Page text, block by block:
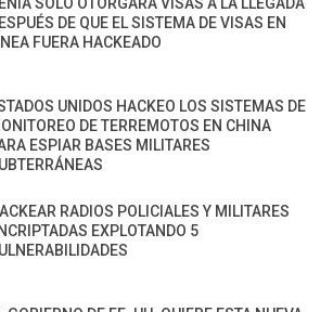
SOLO OTORGARÁ VISAS A LA LLEGADA
DE QUE EL SISTEMA DE VISAS EN
FUERA HACKEADO
UNIDOS HACKEO LOS SISTEMAS DE
DE TERREMOTOS EN CHINA
ESPIAR BASES MILITARES
RADIOS POLICIALES Y MILITARES
EXPLOTANDO 5